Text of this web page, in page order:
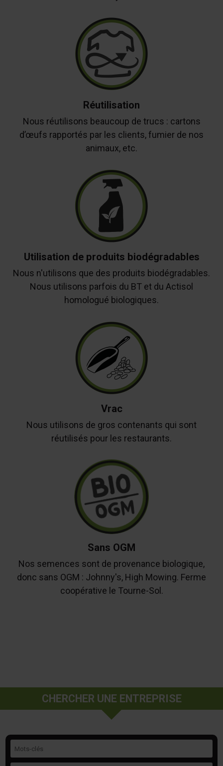
Réutilisation
Nous réutilisons beaucoup de trucs : cartons
d’œufs rapportés par les clients, fumier de nos
animaux, etc.
Utilisation de produits biodégradables
Nous n'utilisons que des produits biodégradables.
Nous utilisons parfois du BT et du Actisol
homologué biologiques.
Vrac
Nous utilisons de gros contenants qui sont
réutilisés pour les restaurants.
Sans OGM
Nos semences sont de provenance biologique,
donc sans OGM : Johnny's, High Mowing. Ferme
coopérative le Tourne-Sol.
CHERCHER UNE ENTREPRISE